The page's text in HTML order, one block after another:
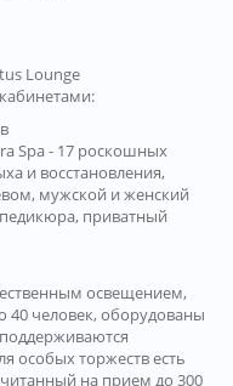
Lounge
Spa - 17 роскошных
и восстановления,
мужской и женский
приватный
освещением,
40 человек, оборудованы
особых торжеств есть
на прием до 300